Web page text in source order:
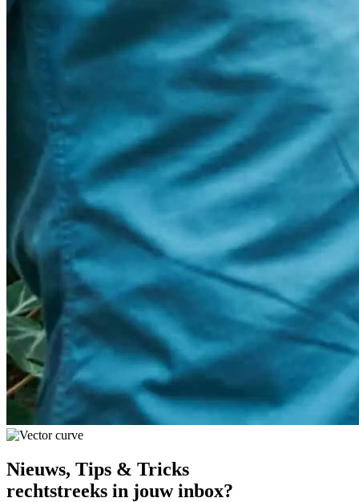
Nieuws, Tips & Tricks
rechtstreeks in jouw inbox?